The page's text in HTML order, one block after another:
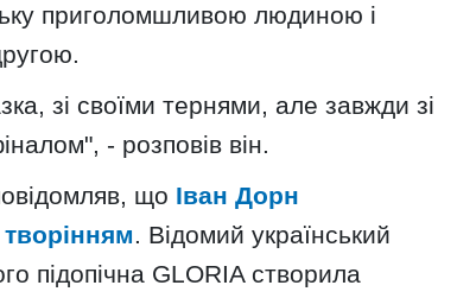
приголомшливою людиною і
зі своїми тернями, але завжди зі
- розповів він.
що Іван Дорн
. Відомий український
підопічна GLORIA створила